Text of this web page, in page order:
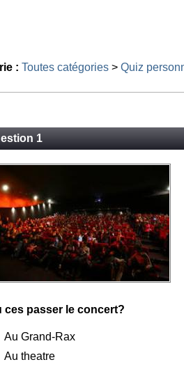
: Toutes catégories > Quiz
1
ces passer le concert?
Au Grand-Rax
Au theatre